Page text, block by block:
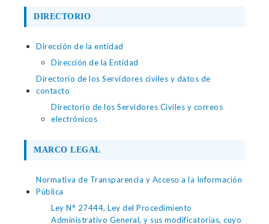
DIRECTORIO
Dirección de la entidad
Dirección de la Entidad
Directorio de los Servidores civiles y datos de
contacto
Directorio de los Servidores Civiles y correos
electrónicos
MARCO LEGAL
Normativa de Transparencia y Acceso a la Información
Pública
Ley N° 27444, Ley del Procedimiento
Administrativo General, y sus modificatorias, cuyo